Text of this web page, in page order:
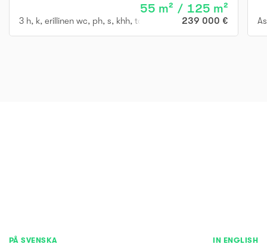
55 m² / 125 m²
3 h, k, erillinen wc, ph, s, khh, takkahuone, varastohuone,
239 000 €
PÅ SVENSKA IN ENGLISH